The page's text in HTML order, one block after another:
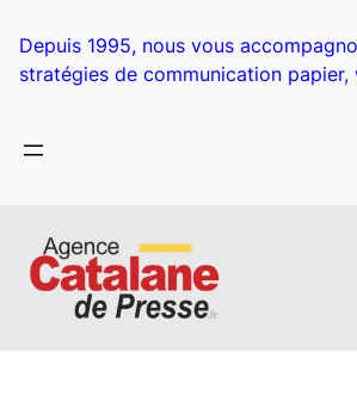
contenu
Depuis 1995, nous vous
stratégies de communication papier,